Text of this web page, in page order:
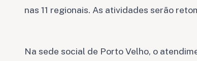
nas 11 regionais. As atividades serão
Na sede social de Porto Velho, o